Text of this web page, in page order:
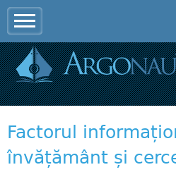
Factorul
învățământ și